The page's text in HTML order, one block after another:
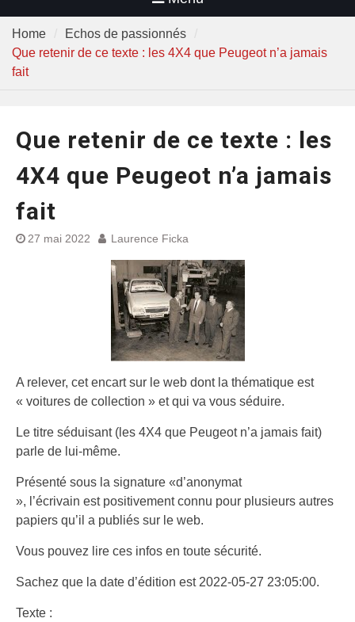
Home
Echos de passionnés
Que retenir de ce texte : les 4X4 que Peugeot n’a jamais
fait
Que retenir de ce texte : les
4X4 que Peugeot n’a jamais
fait
27 mai 2022 Laurence Ficka
A relever, cet encart sur le web dont la thématique est
« voitures de collection » et qui va vous séduire.
Le titre séduisant (les 4X4 que Peugeot n’a jamais fait)
parle de lui-même.
Présenté sous la signature «d’anonymat
», l’écrivain est positivement connu pour plusieurs autres
papiers qu’il a publiés sur le web.
Vous pouvez lire ces infos en toute sécurité.
Sachez que la date d’édition est 2022-05-27 23:05:00.
Texte :